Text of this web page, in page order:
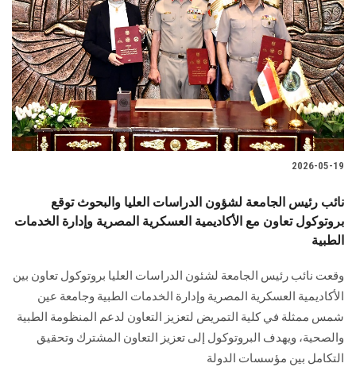
2026-05-19
نائب رئيس الجامعة لشؤون الدراسات العليا والبحوث توقع
بروتوكول تعاون مع الأكاديمية العسكرية المصرية وإدارة الخدمات
الطبية
وقعت نائب رئيس الجامعة لشئون الدراسات العليا بروتوكول تعاون بين
الأكاديمية العسكرية المصرية وإدارة الخدمات الطبية وجامعة عين
شمس ممثلة في كلية التمريض لتعزيز التعاون لدعم المنظومة الطبية
والصحية، ويهدف البروتوكول إلى تعزيز التعاون المشترك وتحقيق
التكامل بين مؤسسات الدولة